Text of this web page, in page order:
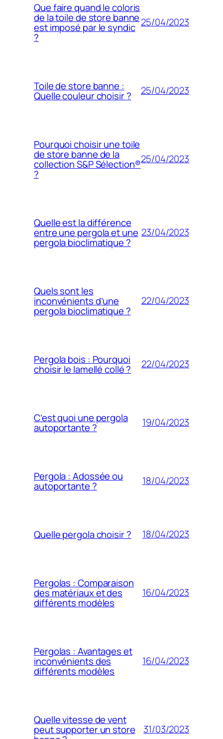
Que faire quand le coloris
de la toile de store banne
est imposé par le syndic
?
25/04/2023
Toile de store banne :
Quelle couleur choisir ? 25/04/2023
Pourquoi choisir une toile
de store banne de la
collection S&P Sélection®
?
25/04/2023
Quelle est la différence
entre une pergola et une
pergola bioclimatique ?
23/04/2023
Quels sont les
inconvénients d’une
pergola bioclimatique ?
22/04/2023
Pergola bois : Pourquoi
choisir le lamellé collé ? 22/04/2023
C’est quoi une pergola
autoportante ? 19/04/2023
Pergola : Adossée ou
autoportante ? 18/04/2023
Quelle pergola choisir ? 18/04/2023
Pergolas : Comparaison
des matériaux et des
différents modèles
16/04/2023
Pergolas : Avantages et
inconvénients des
différents modèles
16/04/2023
Quelle vitesse de vent
peut supporter un store 31/03/2023